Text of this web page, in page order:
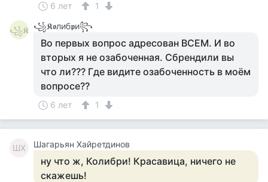
6 лет 1
꧁𝕶 ꧁𝕶𝖔либ𝖕и꧂
Во первых вопрос адресован ВСЕМ. И во
вторых я не озабоченная. Сбрендили вы
что ли??? Где видите озабоченность в моём
вопросе??
6 лет 1
ШХ Шагарьян Хайретдинов
ну что ж, Колибри! Красавица, ничего не
скажешь!